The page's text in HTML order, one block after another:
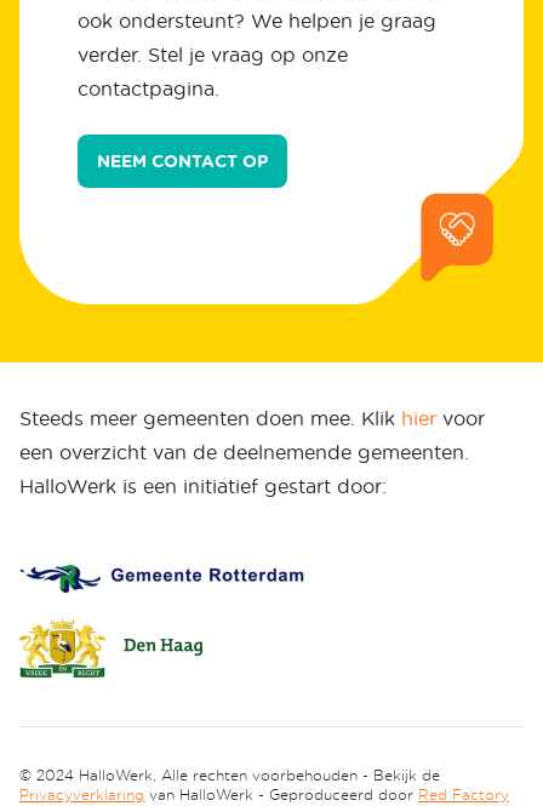
ook ondersteunt? We helpen je graag
verder. Stel je vraag op onze
contactpagina.
NEEM CONTACT OP
Steeds meer gemeenten doen mee. Klik hier voor
een overzicht van de deelnemende gemeenten.
HalloWerk is een initiatief gestart door:
© 2024 HalloWerk, Alle rechten voorbehouden - Bekijk de
Privacyverklaring van HalloWerk - Geproduceerd door Red Factory